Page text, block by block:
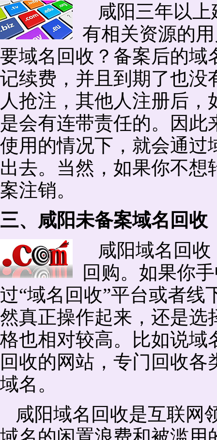
咸阳三年以
有相关资源的
要域名回收？备案后的域
记续费，并且到期了也没
人抢注，其他人注册后
是会有连带责任的。因
使用的情况下，就会通过
出去。当然，如果你不
案注销。
三、咸阳未备案域名回收
咸阳域名回
回购。如果你
过“域名回收”平台或者
然真正操作起来，还是选
格也相对较高。比如说域
回收的网站，专门回收
域名。
咸阳域名回收是互联网